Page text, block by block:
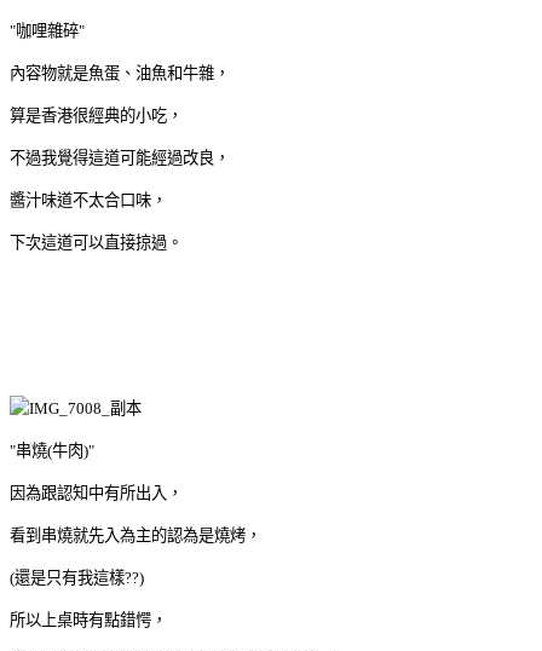
"咖哩雜碎"
內容物就是魚蛋、油魚和牛雜，
算是香港很經典的小吃，
不過我覺得這道可能經過改良，
醬汁味道不太合口味，
下次這道可以直接掠過。
"串燒(牛肉)"
因為跟認知中有所出入，
看到串燒就先入為主的認為是燒烤，
(還是只有我這樣??)
所以上桌時有點錯愕，